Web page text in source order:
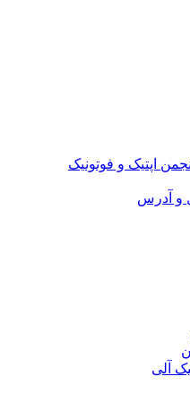
اپتیک و فوتونیک
آدرس
آلی